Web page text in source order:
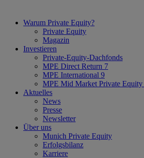
Warum Private Equity?
Private Equity
Magazin
Investieren
Private-Equity-Dachfonds
MPE Direct Return 7
MPE International 9
MPE Mid Market Private
Aktuelles
News
Presse
Newsletter
Über uns
Munich Private Equity
Erfolgsbilanz
Karriere